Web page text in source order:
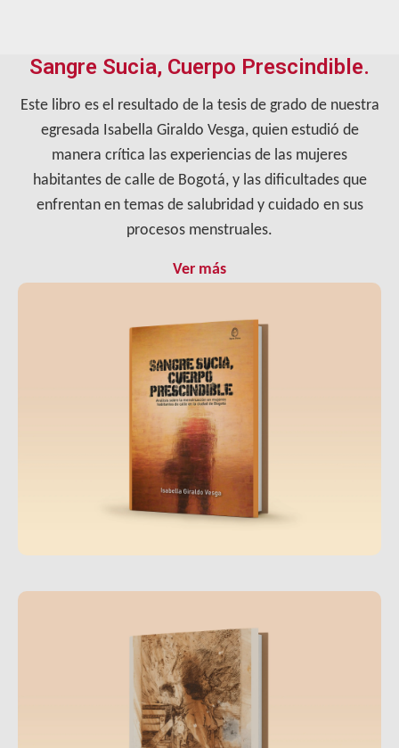
Sangre Sucia, Cuerpo Prescindible.
Este libro es el resultado de la tesis de grado de nuestra
egresada Isabella Giraldo Vesga, quien estudió de
manera crítica las experiencias de las mujeres
habitantes de calle de Bogotá, y las dificultades que
enfrentan en temas de salubridad y cuidado en sus
procesos menstruales.
Ver más